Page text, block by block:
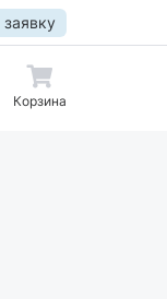
Корзина